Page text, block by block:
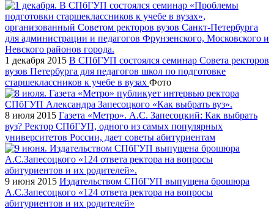
1 декабря 2015 В СПбГУП состоялся семинар Совета ректоров
вузов Петербурга для педагогов школ по подготовке
старшеклассников к учебе в вузах Фото
8 июля 2015 Газета «Метро». А.С. Запесоцкий: Как выбрать
вуз? Ректор СПбГУП, одного из самых популярных
университетов России, дает советы абитуриентам
9 июня 2015 Издательством СПбГУП выпущена брошюра
А.С.Запесоцкого «124 ответа ректора на вопросы
абитуриентов и их родителей»